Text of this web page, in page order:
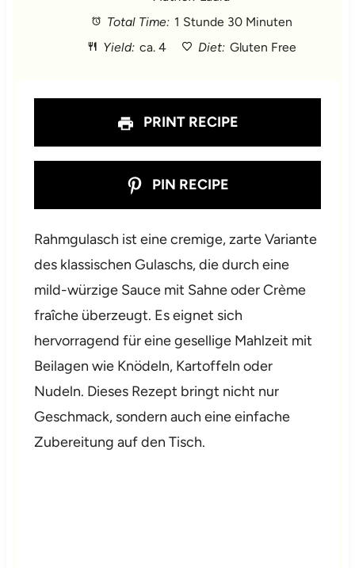
a
s
a
s
a
s
a
s
a
Total Time: 1 Stunde 30 Minuten
Yield: ca. 4 Diet: Gluten Free
PRINT RECIPE
PIN RECIPE
Rahmgulasch ist eine cremige, zarte Variante
des klassischen Gulaschs, die durch eine
mild-würzige Sauce mit Sahne oder Crème
fraîche überzeugt. Es eignet sich
hervorragend für eine gesellige Mahlzeit mit
Beilagen wie Knödeln, Kartoffeln oder
Nudeln. Dieses Rezept bringt nicht nur
Geschmack, sondern auch eine einfache
Zubereitung auf den Tisch.